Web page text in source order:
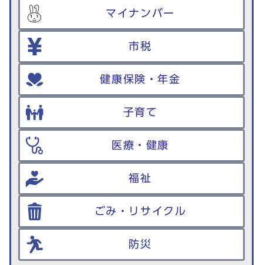
マイナンバー
市税
健康保険・年金
子育て
医療・健康
福祉
ごみ・リサイクル
防災